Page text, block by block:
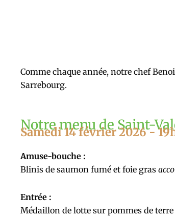
Comme chaque année, notre chef
Sarrebourg.
Notre menu de Saint-
Samedi 14 février 2026 -
Amuse-bouche :
Blinis de saumon fumé et foie gras
Entrée :
Médaillon de lotte sur pommes de